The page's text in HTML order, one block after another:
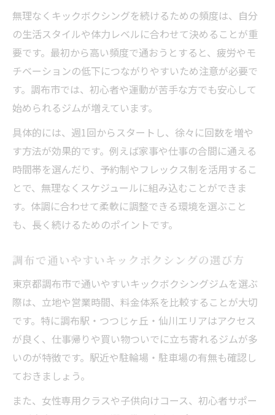
無理なくキックボクシングを続けるための頻度は、自分
の生活スタイルや体力レベルに合わせて決めることが重
要です。最初から高い頻度で通おうとすると、疲労やモ
チベーションの低下につながりやすいため注意が必要で
す。調布市では、初心者や運動が苦手な方でも安心して
始められるジムが増えています。
具体的には、週1回からスタートし、徐々に回数を増や
す方法が効果的です。例えば家事や仕事の合間に通える
時間帯を選んだり、予約制やフレックス制を活用するこ
とで、無理なくスケジュールに組み込むことができま
す。体調に合わせて柔軟に調整できる環境を選ぶこと
も、長く続けるためのポイントです。
調布で通いやすいキックボクシングの選び方
東京都調布市で通いやすいキックボクシングジムを選ぶ
際は、立地や営業時間、料金体系を比較することが大切
です。特に調布駅・つつじヶ丘・仙川エリアはアクセス
が良く、仕事帰りや買い物ついでに立ち寄れるジムが多
いのが特徴です。駅近や駐輪場・駐車場の有無も確認し
ておきましょう。
また、女性専用クラスや子供向けコース、初心者サポー